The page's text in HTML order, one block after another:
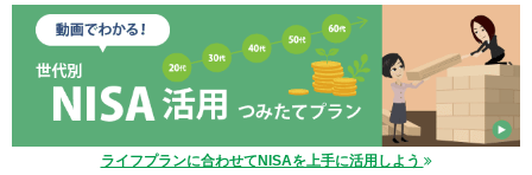
ライフプランに合わせてNISAを上手に活用しよう